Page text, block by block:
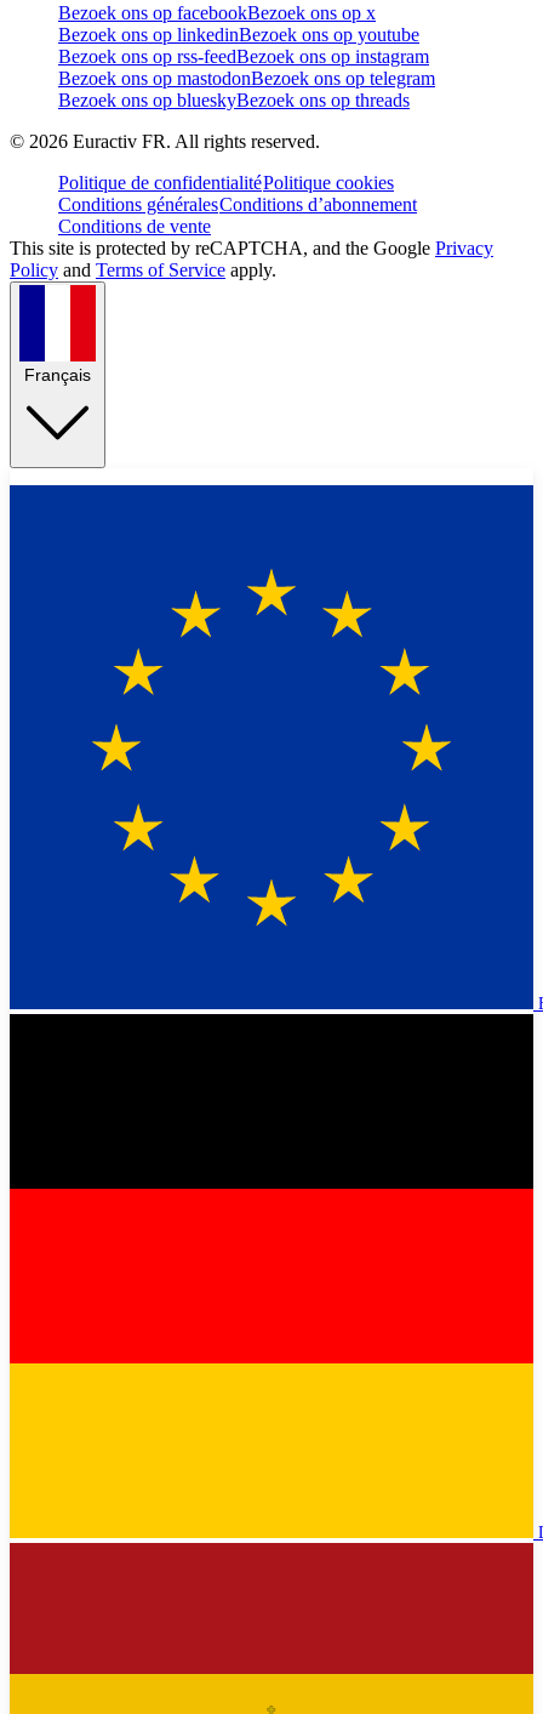
Bezoek ons op facebookBezoek ons op x
Bezoek ons op linkedinBezoek ons op youtube
Bezoek ons op rss-feedBezoek ons op instagram
Bezoek ons op mastodonBezoek ons op telegram
Bezoek ons op blueskyBezoek ons op threads
© 2026 Euractiv FR. All rights reserved.
Politique de confidentialitéPolitique cookies
Conditions généralesConditions d’abonnement
Conditions de vente
This site is protected by reCAPTCHA, and the Google Privacy
Policy and Terms of Service apply.
Français